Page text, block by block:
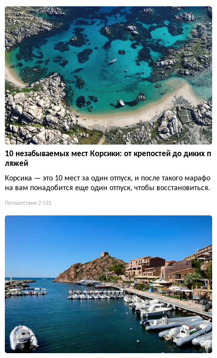
10 незабываемых мест Корсики: от крепостей до диких п
ляжей
Корсика — это 10 мест за один отпуск, и после такого марафо
на вам понадобится еще один отпуск, чтобы восстановиться.
Путешествия 2 531